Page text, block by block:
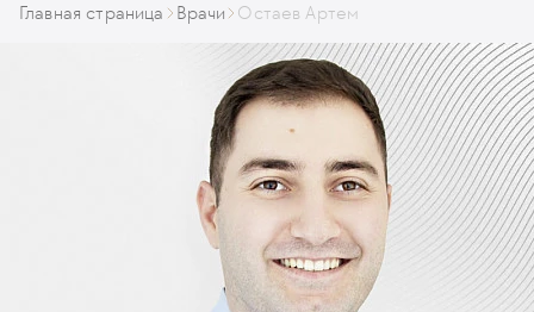
Главная страница Врачи Остаев Артем